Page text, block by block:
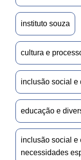
instituto souza
cultura e
inclusão social e
educação e
inclusão social e
necessidades